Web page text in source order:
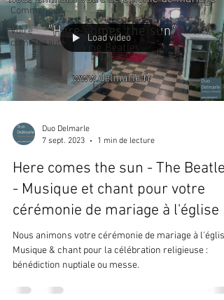
Commencer
Votre
communauté
Load video
Duo Delmarle
7 sept. 2023
1 min de lecture
Here comes the sun - The Beatles
- Musique et chant pour votre
cérémonie de mariage à l'église
Nous animons votre cérémonie de mariage à
Musique & chant pour la célébration religieuse :
bénédiction nuptiale ou messe.